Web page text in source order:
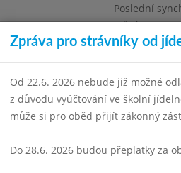
Poslední
Středa
4, Na Líše 16
Kontakty a informace
Zpráva pro strávníky od
Od 22.6. 2026 nebude již možné
z důvodu vyúčtování ve školní
může si pro oběd přijít zákonný
Do 28.6. 2026 budou přeplatky za